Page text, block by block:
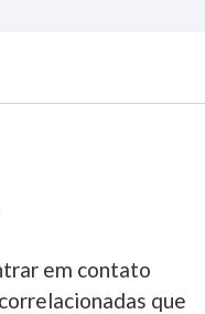
em contato
que